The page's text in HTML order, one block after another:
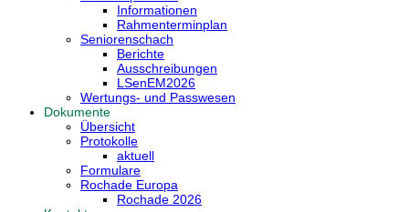
Informationen
Rahmenterminplan
Seniorenschach
Berichte
Ausschreibungen
LSenEM2026
Wertungs- und Passwesen
Dokumente
Übersicht
Protokolle
aktuell
Formulare
Rochade Europa
Rochade 2026